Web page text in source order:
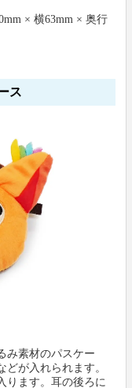
× 横63mm × 奥行
ス
み素材のパスケー
が入れられます。
ります。耳の後ろに